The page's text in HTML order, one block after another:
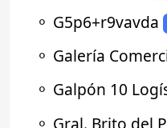
⚬ G5p6+r9vavda
⚬ Galería
⚬ Galpón 10
⚬ Gral. Brito del